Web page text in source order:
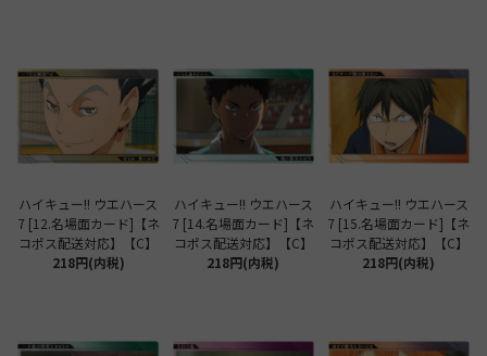
ハイキュー!! ウエハース
7 [12.名場面カード]【ネ
コポス配送対応】【C】
218円(内税)
ハイキュー!! ウエハース
7 [14.名場面カード]【ネ
コポス配送対応】【C】
218円(内税)
ハイキュー!! ウエハース
7 [15.名場面カード]【ネ
コポス配送対応】【C】
218円(内税)